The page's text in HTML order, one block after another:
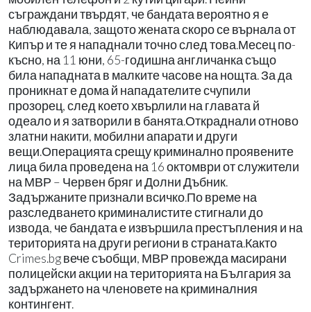
съграждани твърдят, че бандата вероятно я е
наблюдавала, защото жената скоро се върнала от
Кипър и те я нападнали точно след това.Месец по-
късно, на 11 юни, 65-годишна англичанка също
била нападната в малките часове на нощта. За да
проникнат е дома й нападателите счупили
прозорец, след което хвърлили на главата й
одеало и я затворили в банята.Откраднали отново
златни накити, мобилни апарати и други
вещи.Операцията срещу криминално проявените
лица била проведена на 16 октомври от служители
на МВР – Червен бряг и Долни Дъбник.
Задържаните признали всичко.По време на
разследването криминалистите стигнали до
извода, че бандата е извършила престъпления и на
територията на други региони в страната.Както
Crimes.bg вече съобщи, МВР провежда масирани
полицейски акции на територията на България за
задържането на членовете на криминалния
контингент.